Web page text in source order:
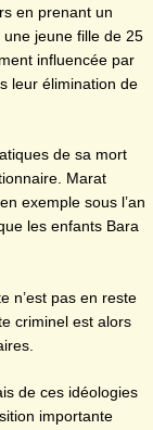
en prenant un
jeune fille de 25
influencée par
leur élimination de
de sa mort
Marat
exemple sous l’an
les enfants Bara
n’est pas en reste
criminel est alors
de ces idéologies
importante